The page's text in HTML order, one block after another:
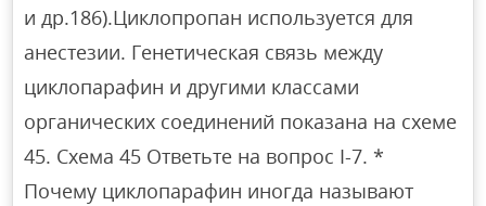
и др.186).Циклопропан используется для
анестезии. Генетическая связь между
циклопарафин и другими классами
органических соединений показана на схеме
45. Схема 45 Ответьте на вопрос I-7. *
Почему циклопарафин иногда называют